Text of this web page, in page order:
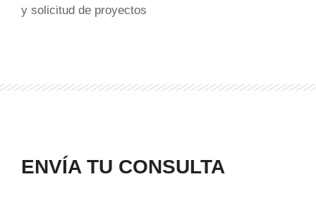
y solicitud de proyectos
ENVÍA TU CONSULTA